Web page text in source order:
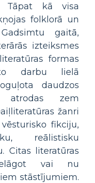
Tāpat kā visa
folklorā un
gaitā,
izteiksmes
formas
darbu lielā
daudzos
atrodas zem
žanri
fikciju,
reālistisku
Citas literatūras
vai nu
stāstījumiem.